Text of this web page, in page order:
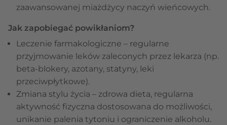
zaawansowanej miażdżycy naczyń wieńcowych.
Jak zapobiegać powikłaniom?
Leczenie farmakologiczne – regularne
przyjmowanie leków zaleconych przez lekarza (np.
beta-blokery, azotany, statyny, leki
przeciwpłytkowe).
Zmiana stylu życia – zdrowa dieta, regularna
aktywność fizyczna dostosowana do możliwości,
unikanie palenia tytoniu i ograniczenie alkoholu.